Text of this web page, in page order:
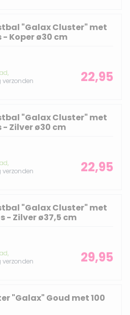
"Galax Cluster" met
- Koper ø30 cm
22,95
"Galax Cluster" met
- Zilver ø30 cm
22,95
"Galax Cluster" met
- Zilver ø37,5 cm
29,95
"Galax" Goud met 100